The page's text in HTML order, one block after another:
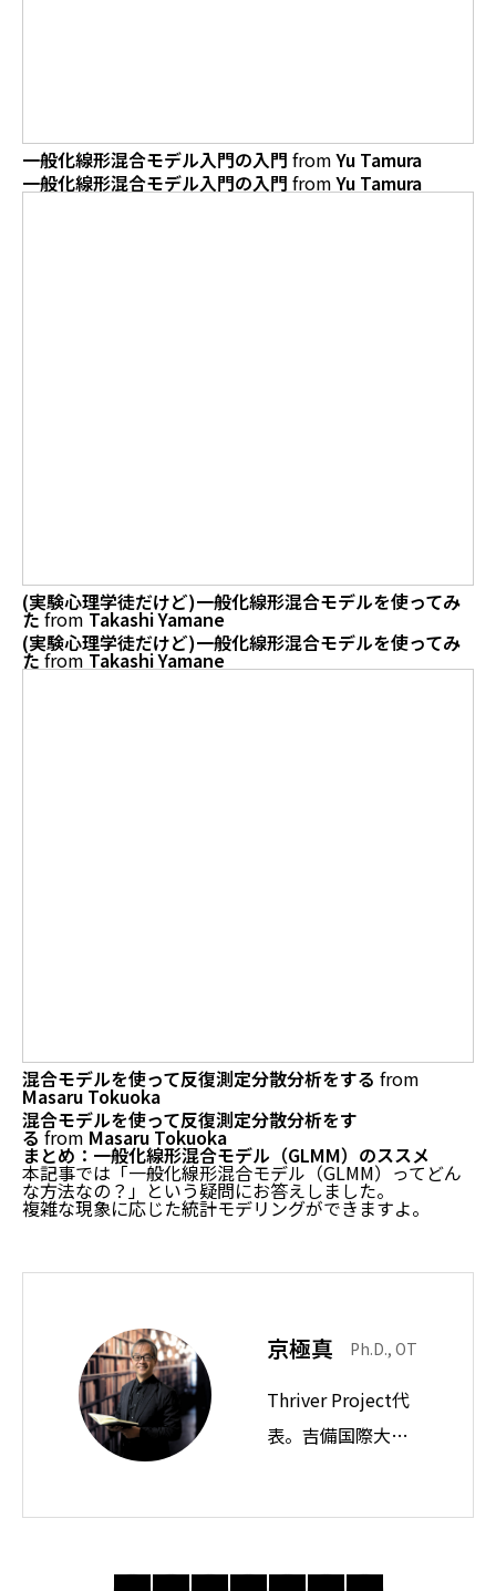
一般化線形混合モデル入門の入門 fromYu Tamura
一般化線形混合モデル入門の入門 fromYu Tamura
(実験心理学徒だけど)一般化線形混合モデルを使ってみ
た fromTakashi Yamane
(実験心理学徒だけど)一般化線形混合モデルを使ってみ
た fromTakashi Yamane
混合モデルを使って反復測定分散分析をする from
Masaru Tokuoka
混合モデルを使って反復測定分散分析をす
る from Masaru Tokuoka
まとめ：一般化線形混合モデル（GLMM）のススメ
本記事では「一般化線形混合モデル（GLMM）ってどん
な方法なの？」という疑問にお答えしました。
複雑な現象に応じた統計モデリングができますよ。
京極真 Ph.D., OT
Thriver Project代
表。吉備国際大学
問い直し、分かり